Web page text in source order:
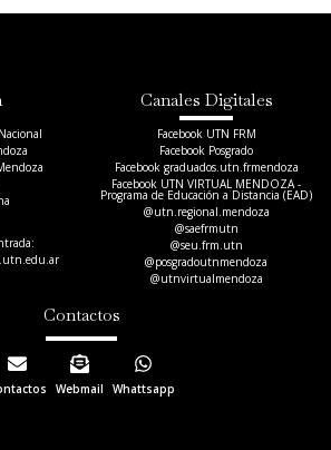
Canales Digitales
Facebook UTN FRM
Facebook Posgrado
Facebook graduados.utn.frmendoza
Facebook UTN VIRTUAL MENDOZA -
Programa de Educación a Distancia (EAD)
@utn.regional.mendoza
@saefrmutn
@seu.frm.utn
@posgradoutnmendoza
@utnvirtualmendoza
Contactos
Webmail Whattsapp